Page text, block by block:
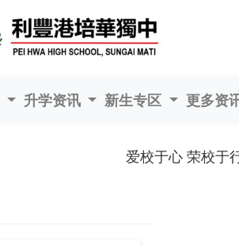
升学资讯 新生专区 更多资
爱校于心 荣校于行